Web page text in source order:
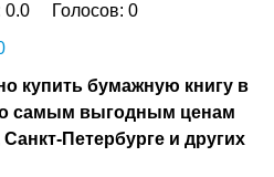
0.0 Голосов:0
купить бумажную книгу в
самым выгодным ценам
Петербурге и других